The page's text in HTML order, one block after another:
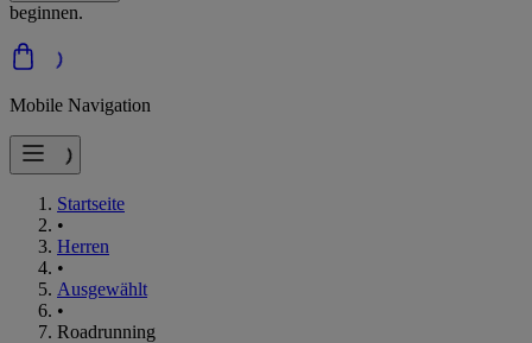
beginnen.
Mobile Navigation
Startseite
•
Herren
•
Ausgewählt
•
Roadrunning